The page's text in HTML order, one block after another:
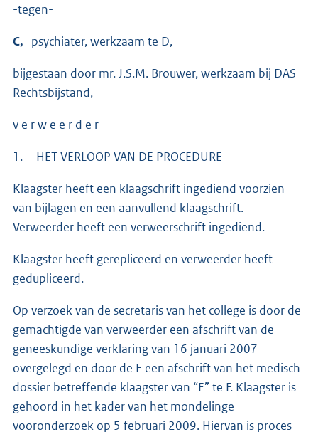
-tegen-
C, psychiater, werkzaam te D,
bijgestaan door mr. J.S.M. Brouwer, werkzaam bij DAS
Rechtsbijstand,
v e r w e e r d e r
1. HET VERLOOP VAN DE PROCEDURE
Klaagster heeft een klaagschrift ingediend voorzien
van bijlagen en een aanvullend klaagschrift.
Verweerder heeft een verweerschrift ingediend.
Klaagster heeft gerepliceerd en verweerder heeft
gedupliceerd.
Op verzoek van de secretaris van het college is door de
gemachtigde van verweerder een afschrift van de
geneeskundige verklaring van 16 januari 2007
overgelegd en door de E een afschrift van het medisch
dossier betreffende klaagster van “E” te F. Klaagster is
gehoord in het kader van het mondelinge
vooronderzoek op 5 februari 2009. Hiervan is proces-